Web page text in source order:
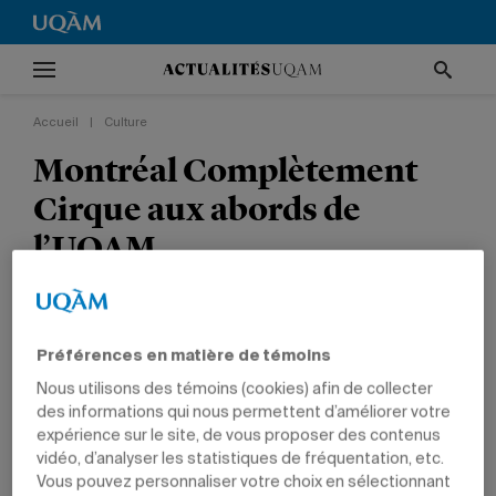
Accueil Culture
Montréal Complètement
Cirque aux abords de
l’UQAM
La 15eédition du festival a lieu du 4 au 14 juillet.
CULTURE
Les acrobates du Cirqu’Easy Loto-Québec investiront la
Préférences en matière de témoins
Nous utilisons des témoins (cookies) afin de collecter
des informations qui nous permettent d’améliorer votre
expérience sur le site, de vous proposer des contenus
vidéo, d’analyser les statistiques de fréquentation, etc.
Vous pouvez personnaliser votre choix en sélectionnant